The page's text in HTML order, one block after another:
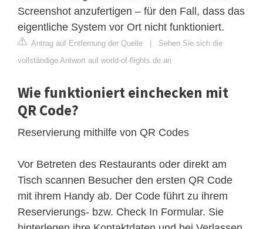
Screenshot anzufertigen – für den Fall, dass das
eigentliche System vor Ort nicht funktioniert.
Antrag auf Entfernung der Quelle | Sehen Sie sich die
vollständige Antwort auf world-of-flights.de an
Wie funktioniert einchecken mit
QR Code?
Reservierung mithilfe von QR Codes
Vor Betreten des Restaurants oder direkt am
Tisch scannen Besucher den ersten QR Code
mit ihrem Handy ab. Der Code führt zu ihrem
Reservierungs- bzw. Check In Formular. Sie